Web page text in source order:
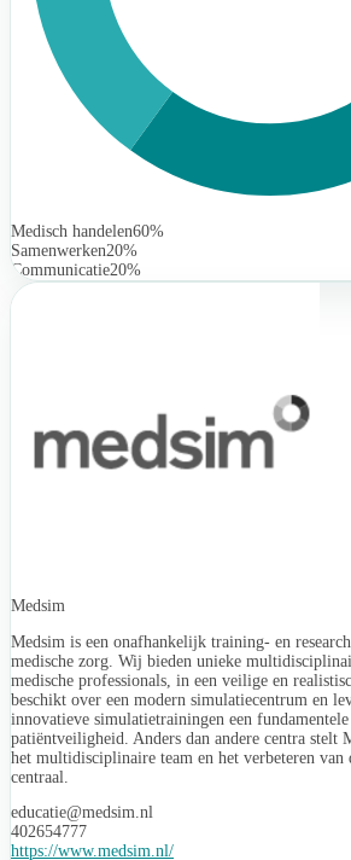
Medisch handelen60%
Samenwerken20%
Communicatie20%
Medsim
Medsim is een onafhankelijk training- en
medische zorg. Wij bieden unieke
medische professionals, in een veilige en
beschikt over een modern simulatiecentrum en
innovatieve simulatietrainingen een
patiëntveiligheid. Anders dan andere centra stelt
het multidisciplinaire team en het verbeteren van
centraal.
educatie@medsim.nl
402654777
https://www.medsim.nl/